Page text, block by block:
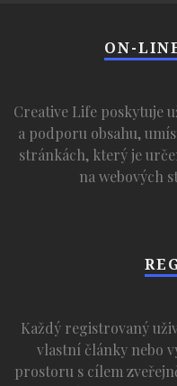
ON-
Creative Life poskytuje
a podporu obsahu,
stránkách, který je
na webových
Každý registrovaný
vlastní články nebo
prostoru s cílem